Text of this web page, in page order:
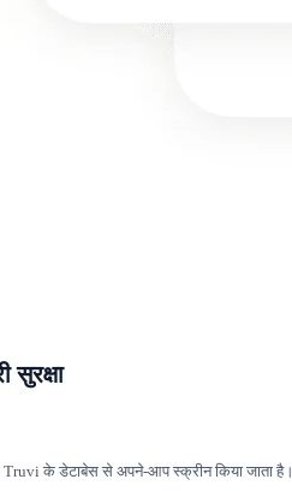
Truvi के डेटाबेस से अपने-आप स्क्रीन किया जाता है।